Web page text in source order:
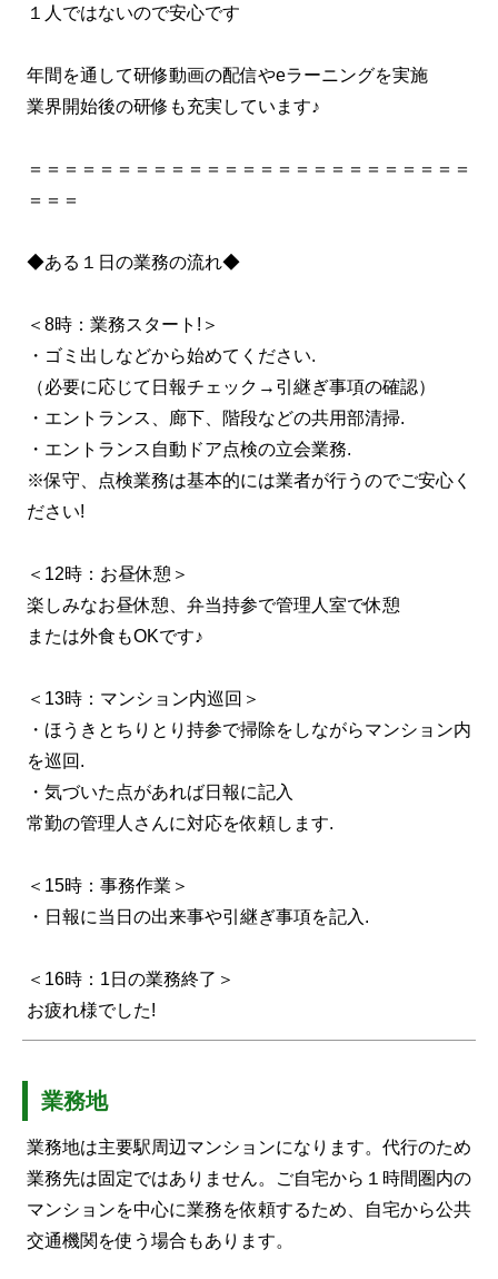
１人ではないので安心です
年間を通して研修動画の配信やeラーニングを実施
業界開始後の研修も充実しています♪
＝＝＝＝＝＝＝＝＝＝＝＝＝＝＝＝＝＝＝＝＝＝＝＝＝
＝＝＝
◆ある１日の業務の流れ◆
＜8時：業務スタート!＞
・ゴミ出しなどから始めてください.
（必要に応じて日報チェック→引継ぎ事項の確認）
・エントランス、廊下、階段などの共用部清掃.
・エントランス自動ドア点検の立会業務.
※保守、点検業務は基本的には業者が行うのでご安心く
ださい!
＜12時：お昼休憩＞
楽しみなお昼休憩、弁当持参で管理人室で休憩
または外食もOKです♪
＜13時：マンション内巡回＞
・ほうきとちりとり持参で掃除をしながらマンション内
を巡回.
・気づいた点があれば日報に記入
常勤の管理人さんに対応を依頼します.
＜15時：事務作業＞
・日報に当日の出来事や引継ぎ事項を記入.
＜16時：1日の業務終了＞
お疲れ様でした!
業務地
業務地は主要駅周辺マンションになります。代行のため
業務先は固定ではありません。ご自宅から１時間圏内の
マンションを中心に業務を依頼するため、自宅から公共
交通機関を使う場合もあります。